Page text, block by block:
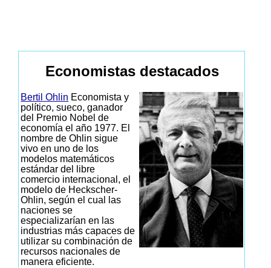
Economistas destacados
Bertil Ohlin Economista y
político, sueco, ganador
del Premio Nobel de
economía el año 1977. El
nombre de Ohlin sigue
vivo en uno de los
modelos matemáticos
estándar del libre
comercio internacional, el
modelo de Heckscher-
Ohlin, según el cual las
naciones se
especializarían en las
industrias más capaces de
utilizar su combinación de
recursos nacionales de
manera eficiente.